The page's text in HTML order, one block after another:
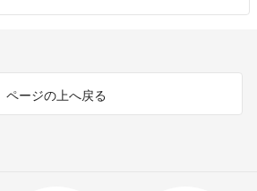
ページの上へ戻る